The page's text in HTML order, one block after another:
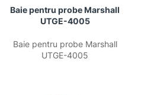
Baie pentru probe Marshall
UTGE-4005
Baie pentru probe Marshall
UTGE-4005